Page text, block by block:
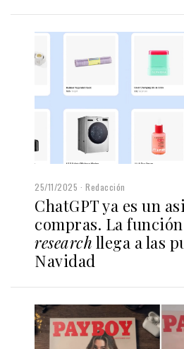
25/11/2025 Redacción
ChatGPT ya es un
compras. La
research llega a las
Navidad